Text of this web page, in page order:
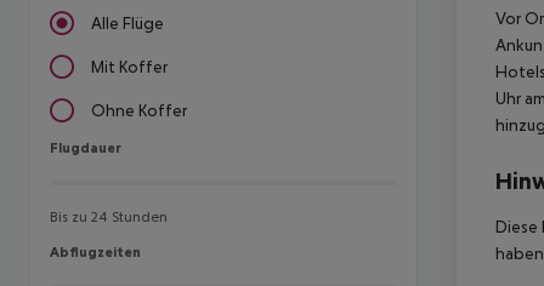
Alle Flüge
Mit Koffer
Ohne Koffer
Flugdauer
Flugdauer
Bis zu 24 Stunden
Abflugzeiten
Abflugzeiten
Vor
Uhr
Diese